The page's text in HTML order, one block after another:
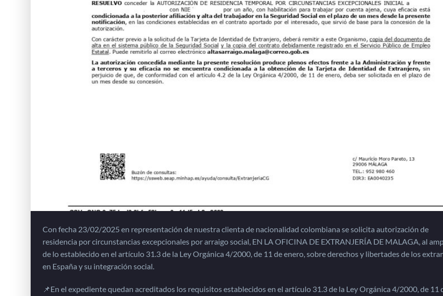
Con fecha 23/02/2025 en representación de nuestra clienta de nacionalidad colombiana se solicita autorización de
residencia por circunstancias excepcionales por arraigo social, EN LA OFICINA DE EXTRANJERÍA DE MALAGA, al
de lo establecido en el artículo 31.3 de la Ley Orgánica 4/2000, de 11 de enero, sobre derechos y libertades de los
en España y su integración social.
📌En el expediente quedan acreditados los requisitos establecidos en el artículo 31.3 de la Ley Orgánica 4/2000, de 11